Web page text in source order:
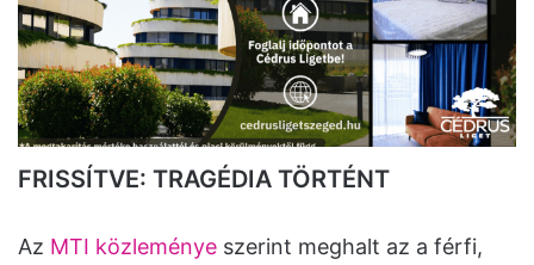
FRISSÍTVE: TRAGÉDIA TÖRTÉNT
Az MTI közleménye szerint meghalt az a férfi,